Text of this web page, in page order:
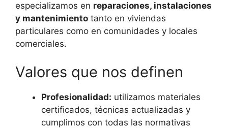
especializamos en reparaciones, instalaciones
y mantenimiento tanto en viviendas
particulares como en comunidades y locales
comerciales.
Valores que nos definen
Profesionalidad: utilizamos materiales
certificados, técnicas actualizadas y
cumplimos con todas las normativas